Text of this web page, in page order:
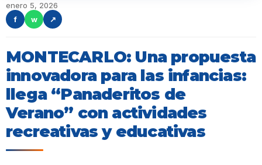
enero 5, 2026
f
w ↗
MONTECARLO: Una propuesta
innovadora para las infancias:
llega “Panaderitos de
Verano” con actividades
recreativas y educativas